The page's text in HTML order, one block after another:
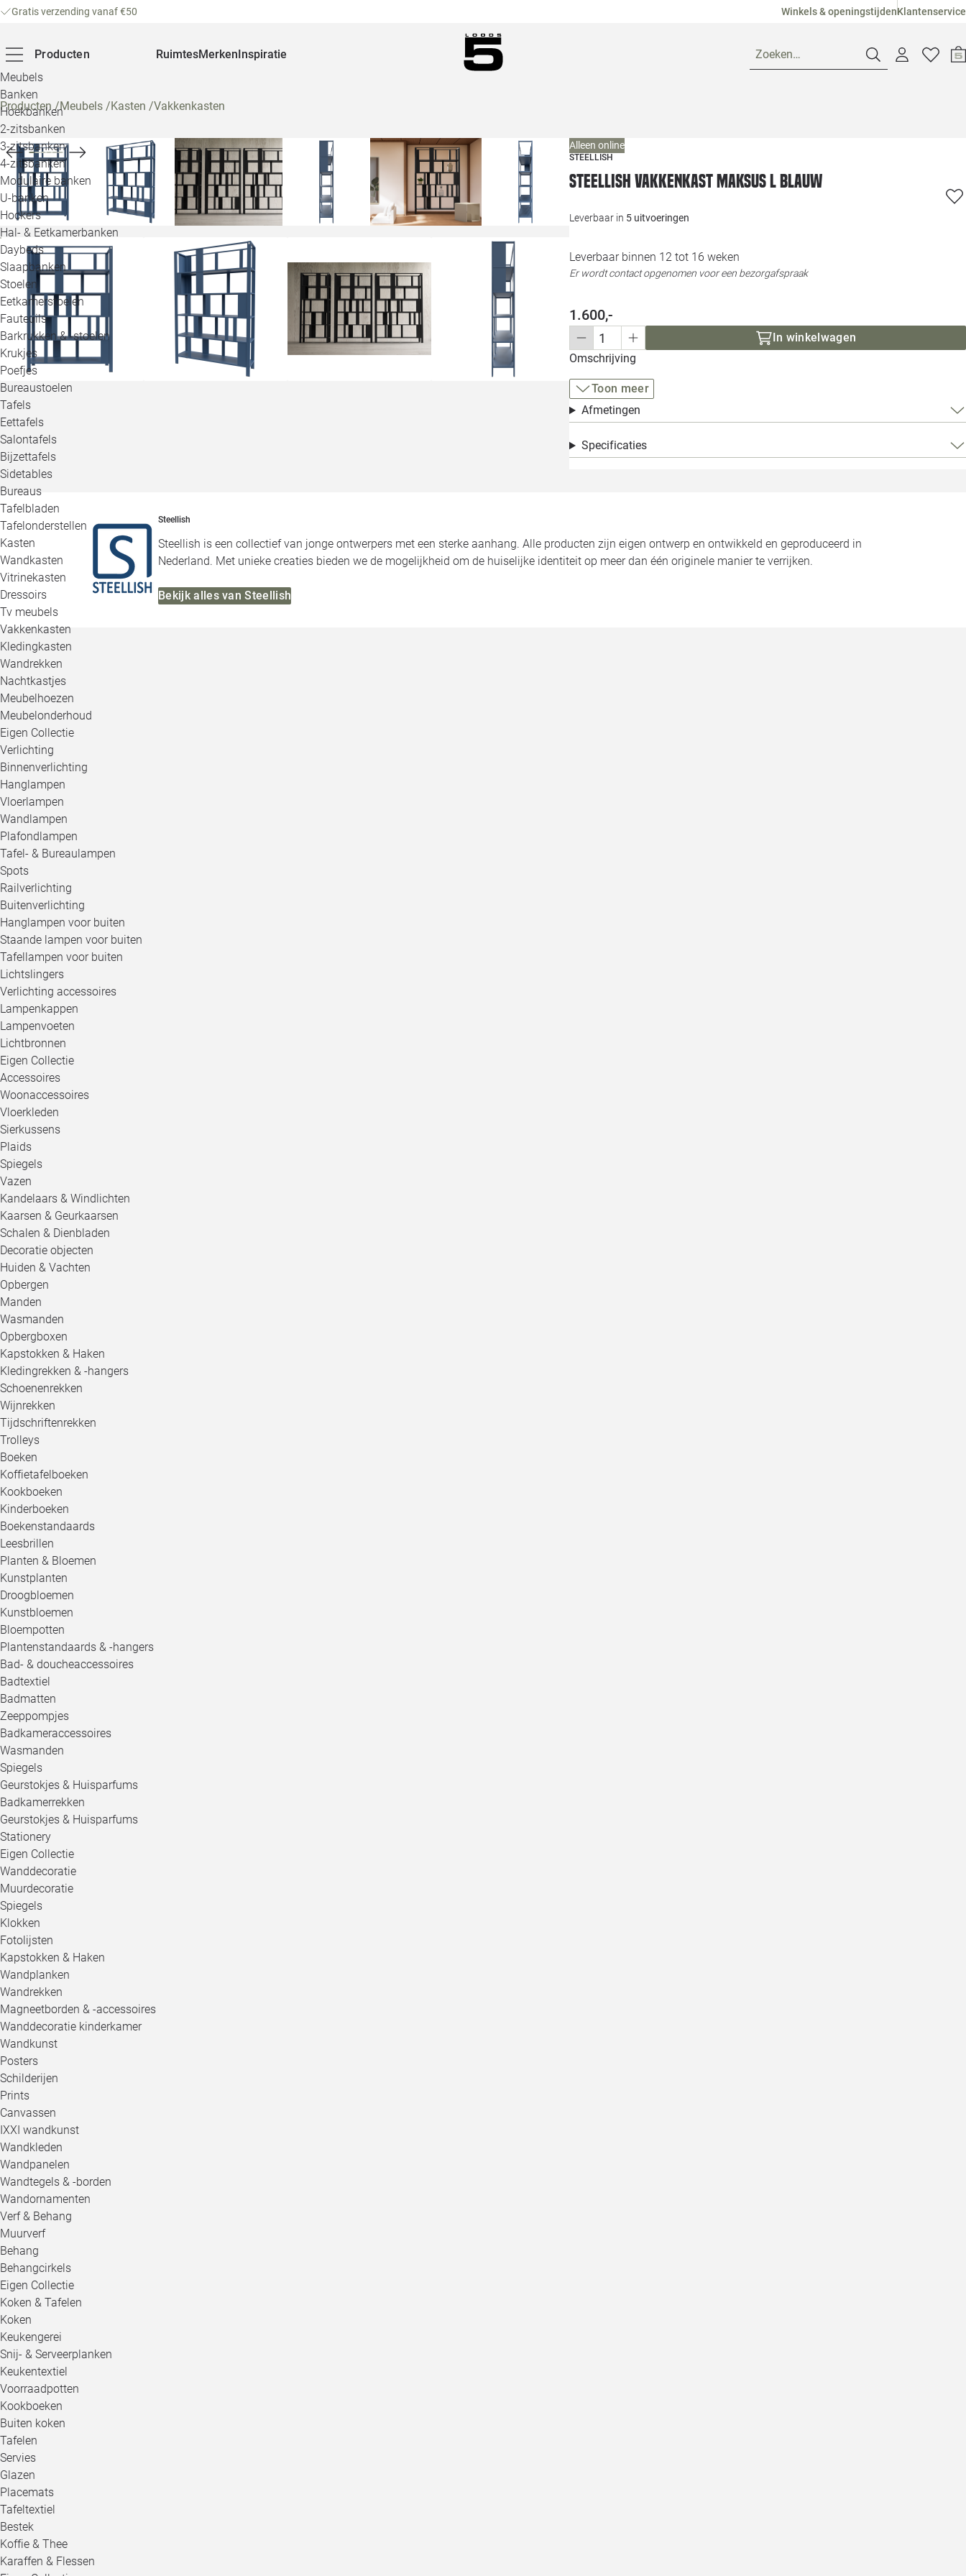
Gratis verzending vanaf €50 Winkels & openingstijdenKlantenservice
Producten
Meubels
Banken
Hoekbanken
2-zitsbanken
3-zitsbanken
4-zitsbanken
Modulaire banken
U-banken
Hockers
Hal- & Eetkamerbanken
Daybeds
Slaapbanken
Stoelen
Eetkamerstoelen
Fauteuils
Barkrukken & -stoelen
Krukjes
Poefjes
Bureaustoelen
Tafels
Eettafels
Salontafels
Bijzettafels
Sidetables
Bureaus
Tafelbladen
Tafelonderstellen
Kasten
Wandkasten
Vitrinekasten
Dressoirs
Tv meubels
Vakkenkasten
Kledingkasten
Wandrekken
Nachtkastjes
Meubelhoezen
Meubelonderhoud
Eigen Collectie
Verlichting
Binnenverlichting
Hanglampen
Vloerlampen
Wandlampen
Plafondlampen
Tafel- & Bureaulampen
Spots
Railverlichting
Buitenverlichting
Hanglampen voor buiten
Staande lampen voor buiten
Tafellampen voor buiten
Lichtslingers
Verlichting accessoires
Lampenkappen
Lampenvoeten
Lichtbronnen
Eigen Collectie
Accessoires
Woonaccessoires
Vloerkleden
Sierkussens
Plaids
Spiegels
Vazen
Kandelaars & Windlichten
Kaarsen & Geurkaarsen
Schalen & Dienbladen
Decoratie objecten
Huiden & Vachten
Opbergen
Manden
Wasmanden
Opbergboxen
Kapstokken & Haken
Kledingrekken & -hangers
Schoenenrekken
Wijnrekken
Tijdschriftenrekken
Trolleys
Boeken
Koffietafelboeken
Kookboeken
Kinderboeken
Boekenstandaards
Leesbrillen
Planten & Bloemen
Kunstplanten
Droogbloemen
Kunstbloemen
Bloempotten
Plantenstandaards & -hangers
Bad- & doucheaccessoires
Badtextiel
Badmatten
Zeeppompjes
Badkameraccessoires
Wasmanden
Spiegels
Geurstokjes & Huisparfums
Badkamerrekken
Geurstokjes & Huisparfums
Stationery
Eigen Collectie
Wanddecoratie
Muurdecoratie
Spiegels
Klokken
Fotolijsten
Kapstokken & Haken
Wandplanken
Wandrekken
Magneetborden & -accessoires
Wanddecoratie kinderkamer
Wandkunst
Posters
Schilderijen
Prints
Canvassen
IXXI wandkunst
Wandkleden
Wandpanelen
Wandtegels & -borden
Wandornamenten
Verf & Behang
Muurverf
Behang
Behangcirkels
Eigen Collectie
Koken & Tafelen
Koken
Keukengerei
Snij- & Serveerplanken
Keukentextiel
Voorraadpotten
Kookboeken
Buiten koken
Tafelen
Servies
Glazen
Placemats
Tafeltextiel
Bestek
Koffie & Thee
Karaffen & Flessen
RuimtesMerkenInspiratie Zoeken…
Loods 5
Alle
Producten/Meubels /Kasten /Vakkenkasten
Alleen online
STEELLISH
Steellish Vakkenkast Maksus L Blauw
Leverbaar in 5 uitvoeringen
Leverbaar binnen 12 tot 16 weken
Er wordt contact opgenomen voor een bezorgafspraak
1.600,-
In winkelwagen
Omschrijving
Toon meer
Afmetingen
Specificaties
Steellish
Steellish is een collectief van jonge ontwerpers met een sterke aanhang. Alle producten zijn eigen ontwerp en ontwikkeld en geproduceerd in
Nederland. Met unieke creaties bieden we de mogelijkheid om de huiselijke identiteit op meer dan één originele manier te verrijken.
Bekijk alles van Steellish